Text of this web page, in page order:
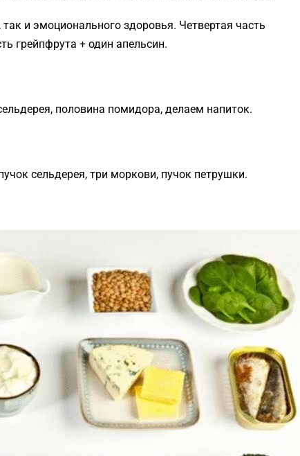
и эмоционального здоровья. Четвертая часть
грейпфрута + один апельсин.
половина помидора, делаем напиток.
сельдерея, три моркови, пучок петрушки.